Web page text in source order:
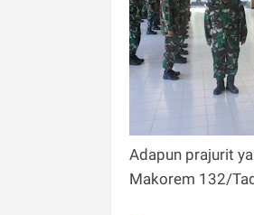
Adapun prajurit
Makorem 132/